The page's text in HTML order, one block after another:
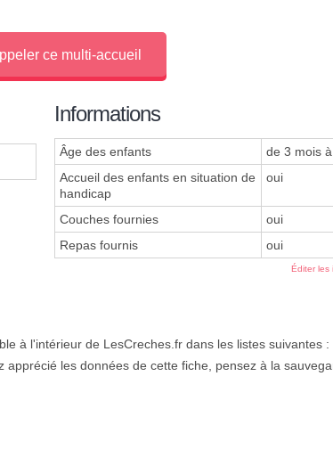
ce multi-accueil
Informations
Âge des enfants
de 3 mois
Accueil des enfants en situation de
handicap
oui
Couches fournies
oui
Repas fournis
oui
Éditer les
à l'intérieur de LesCreches.fr dans les listes suivantes :
apprécié les données de cette fiche, pensez à la